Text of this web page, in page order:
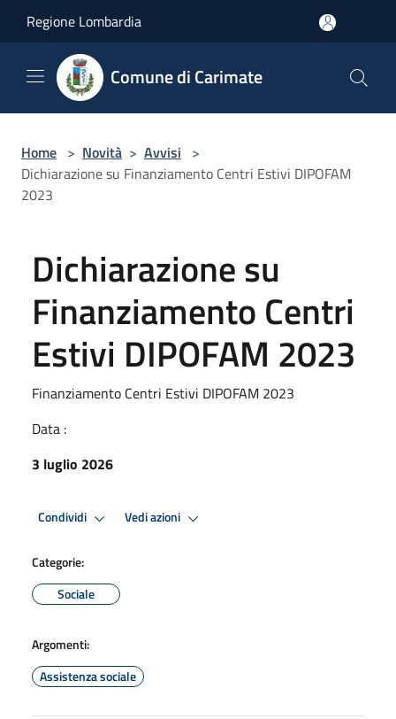
Regione Lombardia
Comune di Carimate
Home > Novità > Avvisi >
Dichiarazione su Finanziamento Centri Estivi DIPOFAM
2023
Dichiarazione su
Finanziamento Centri
Estivi DIPOFAM 2023
Finanziamento Centri Estivi DIPOFAM 2023
Data :
3 luglio 2026
Condividi Vedi azioni
Categorie:
Sociale
Argomenti:
Assistenza sociale